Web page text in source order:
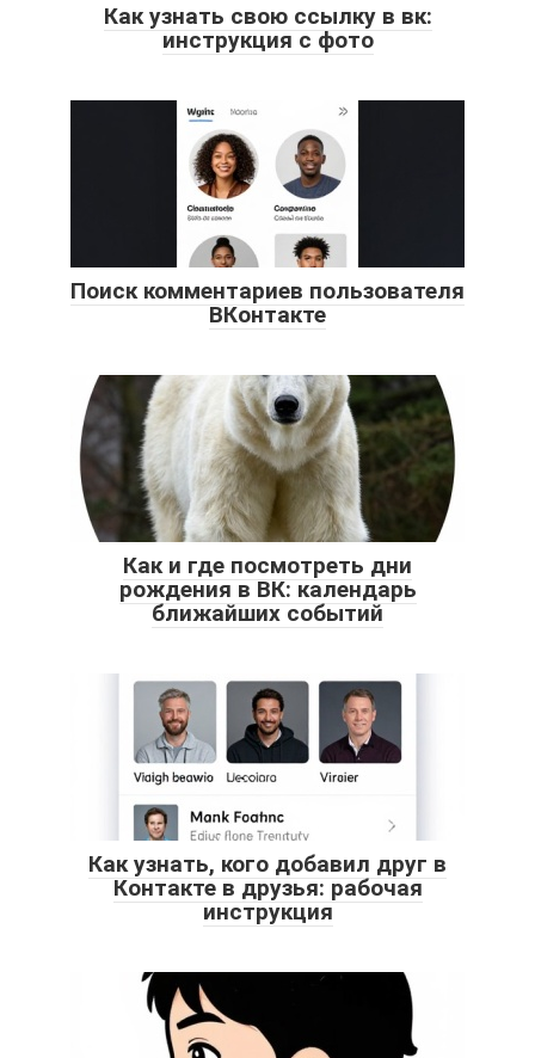
Как узнать свою ссылку в вк:
инструкция с фото
Поиск комментариев пользователя
ВКонтакте
Как и где посмотреть дни
рождения в ВК: календарь
ближайших событий
Как узнать, кого добавил друг в
Контакте в друзья: рабочая
инструкция